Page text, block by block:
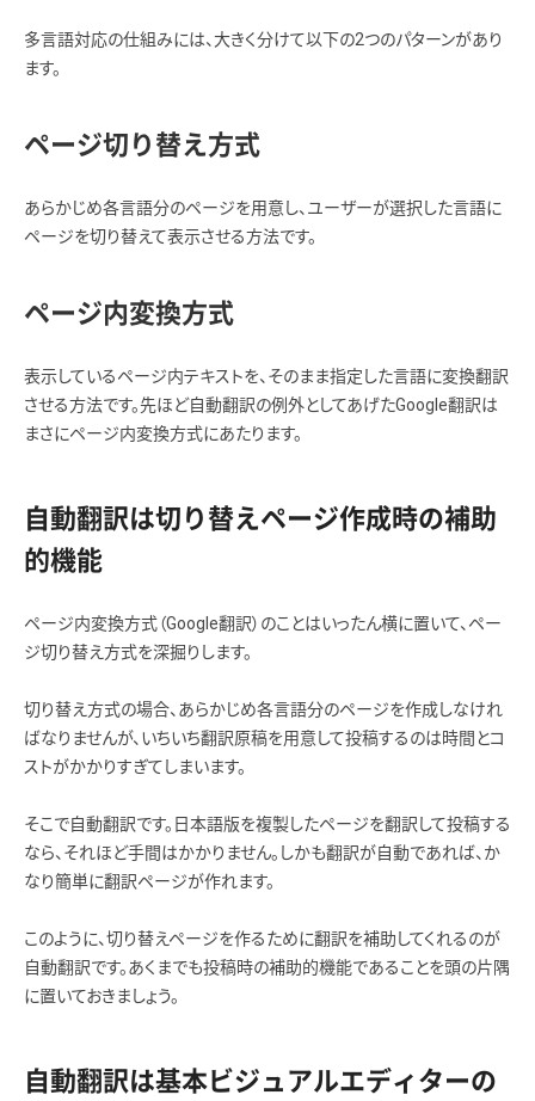
多言語対応の仕組みには、大きく分けて以下の2つのパターンがあり
ます。
ページ切り替え方式
あらかじめ各言語分のページを用意し、ユーザーが選択した言語に
ページを切り替えて表示させる方法です。
ページ内変換方式
表示しているページ内テキストを、そのまま指定した言語に変換翻訳
させる方法です。先ほど自動翻訳の例外としてあげたGoogle翻訳は
まさにページ内変換方式にあたります。
自動翻訳は切り替えページ作成時の補助
的機能
ページ内変換方式（Google翻訳）のことはいったん横に置いて、ペー
ジ切り替え方式を深掘りします。
切り替え方式の場合、あらかじめ各言語分のページを作成しなけれ
ばなりませんが、いちいち翻訳原稿を用意して投稿するのは時間とコ
ストがかかりすぎてしまいます。
そこで自動翻訳です。日本語版を複製したページを翻訳して投稿する
なら、それほど手間はかかりません。しかも翻訳が自動であれば、か
なり簡単に翻訳ページが作れます。
このように、切り替えページを作るために翻訳を補助してくれるのが
自動翻訳です。あくまでも投稿時の補助的機能であることを頭の片隅
に置いておきましょう。
自動翻訳は基本ビジュアルエディターの